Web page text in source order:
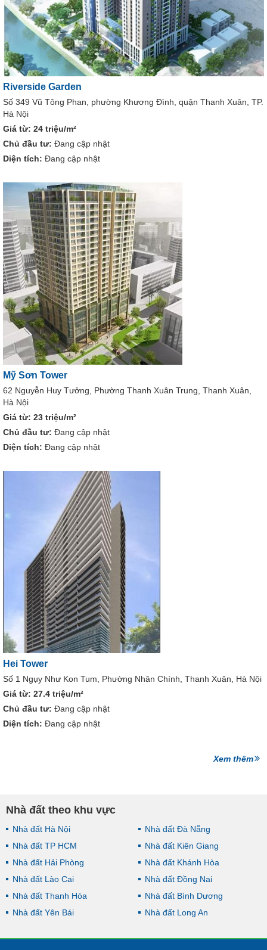
Riverside Garden
Số 349 Vũ Tông Phan, phường Khương Đình, quận Thanh Xuân, TP.
Hà Nội
Giá từ: 24 triệu/m²
Chủ đầu tư: Đang cập nhật
Diện tích: Đang cập nhật
Mỹ Sơn Tower
62 Nguyễn Huy Tưởng, Phường Thanh Xuân Trung, Thanh Xuân,
Hà Nội
Giá từ: 23 triệu/m²
Chủ đầu tư: Đang cập nhật
Diện tích: Đang cập nhật
Hei Tower
Số 1 Ngụy Như Kon Tum, Phường Nhân Chính, Thanh Xuân, Hà Nội
Giá từ: 27.4 triệu/m²
Chủ đầu tư: Đang cập nhật
Diện tích: Đang cập nhật
Xem thêm
Nhà đất theo khu vực
Nhà đất Hà Nội
Nhà đất TP HCM
Nhà đất Hải Phòng
Nhà đất Lào Cai
Nhà đất Thanh Hóa
Nhà đất Yên Bái
Nhà đất Đà Nẵng
Nhà đất Kiên Giang
Nhà đất Khánh Hòa
Nhà đất Đồng Nai
Nhà đất Bình Dương
Nhà đất Long An